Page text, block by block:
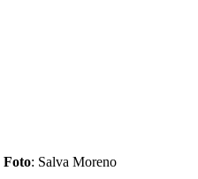
Foto: Salva Moreno